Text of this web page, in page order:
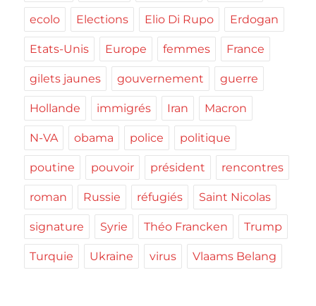
ecolo Elections Elio Di Rupo Erdogan
Etats-Unis Europe femmes France
gilets jaunes gouvernement guerre
Hollande immigrés Iran Macron
N-VA obama police politique
poutine pouvoir président rencontres
roman Russie réfugiés Saint Nicolas
signature Syrie Théo Francken Trump
Turquie Ukraine virus Vlaams Belang